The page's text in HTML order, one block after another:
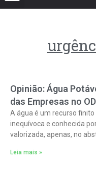
Opinião: Água
das Empresas no
A água é um recurso
inequívoca e conhecida
valorizada, apenas, no
Leia mais »